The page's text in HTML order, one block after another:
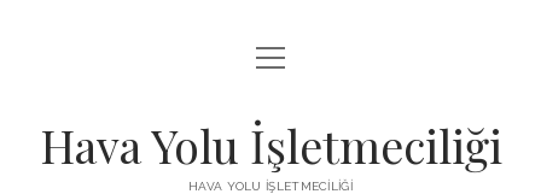
INSTAGRAM BEĞENI KISITLAMASI
LISTE
SAYFA LISTESI
menüyü
aç
Hava Yolu İşletmeciliği
HAVA YOLU İŞLETMECILIĞI